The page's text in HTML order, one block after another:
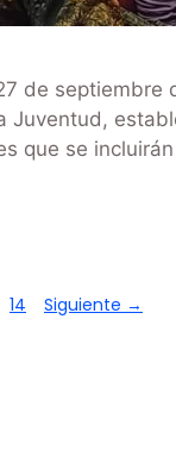
de
Juventud,
que se
14 Siguiente →